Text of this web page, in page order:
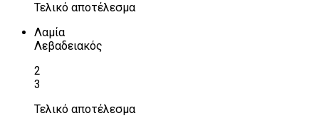
Τελικό αποτέλεσμα
Λαμία
Λεβαδειακός
2
3
Τελικό αποτέλεσμα